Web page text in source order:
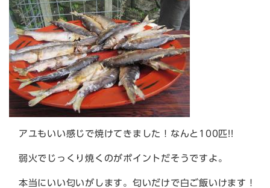
アユもいい感じで焼けてきました！なんと100匹!!
弱火でじっくり焼くのがポイントだそうですよ。
本当にいい匂いがします。匂いだけで白ご飯いけます！